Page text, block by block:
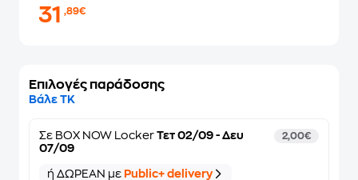
31,89€
Επιλογές παράδοσης
Βάλε ΤΚ
Σε BOX NOW Locker Τετ 02/09 - Δευ
07/09
2,00€
ή ΔΩΡΕΑΝ με Public+ delivery